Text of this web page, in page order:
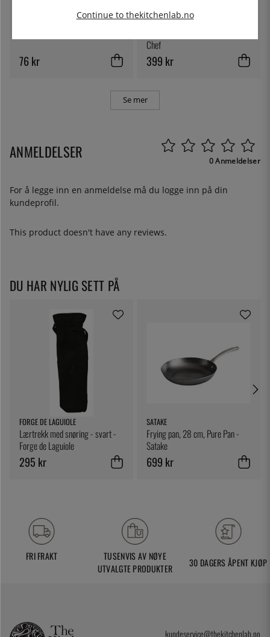
76 kr
100% CHEF
Chef
399 kr
Se mer
ANMELDELSER 0 Anmeldelser
For å legge inn en anmeldelse må du logge inn på din
kundeprofil.
This product doesn't have any reviews.
DU HAR NYLIG SETT PÅ
FORGE DE LAGUIOLE
Lærtrekk med snøring - svart -
Forge de Laguiole
295 kr
SATAKE
Frying pan, 28 cm, Pure Pan -
Satake
699 kr
FRI FRAKT
TUSENVIS AV NØYE
UTVALGTE PRODUKTER
30 DAGERS ÅPENT KJØP
kundeservice@thekitchenlab.no
Continue to thekitchenlab.no